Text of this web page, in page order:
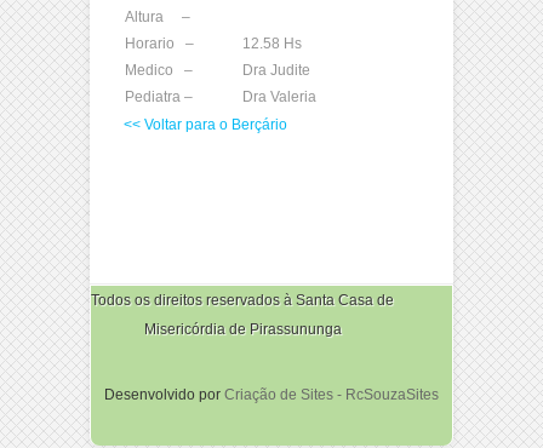
Altura –
Horario –
12.58 Hs
Medico –
Dra Judite
Pediatra –
Dra Valeria
<< Voltar para o Berçário
Todos os direitos reservados à Santa Casa de
Misericórdia de Pirassununga
Desenvolvido por Criação de Sites - RcSouzaSites